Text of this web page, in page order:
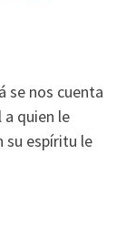
se nos cuenta
quien le
su espíritu le